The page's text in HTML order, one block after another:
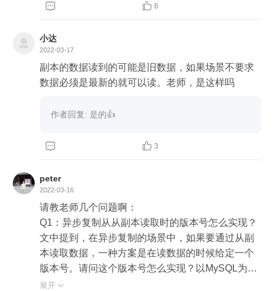
  6
小达
2022-03-17
副本的数据读到的可能是旧数据，如果场景不要求
数据必须是最新的就可以读。老师，是这样吗
作者回复: 是的👍
  3
peter
2022-03-16
请教老师几个问题啊：
Q1：异步复制从从副本读取时的版本号怎么实现？
文中提到，在异步复制的场景中，如果要通过从副
本读取数据，一种方案是在读数据的时候给定一个
版本号。请问这个版本号怎么实现？以MySQL为
例，是每一个字段加版本号吗？好像不行。那是给
展开 